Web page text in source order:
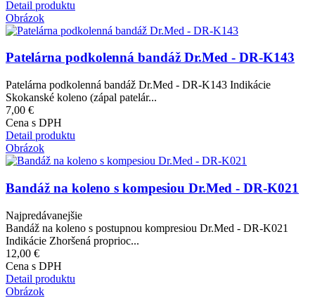
Detail produktu
Obrázok
Patelárna podkolenná bandáž Dr.Med - DR-K143
Patelárna podkolenná bandáž Dr.Med - DR-K143 Indikácie
Skokanské koleno (zápal patelár...
7,00 €
Cena s DPH
Detail produktu
Obrázok
Bandáž na koleno s kompesiou Dr.Med - DR-K021
Najpredávanejšie
Bandáž na koleno s postupnou kompresiou Dr.Med - DR-K021
Indikácie Zhoršená proprioc...
12,00 €
Cena s DPH
Detail produktu
Obrázok